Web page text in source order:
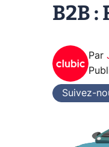
B2B
Par
Suivez-